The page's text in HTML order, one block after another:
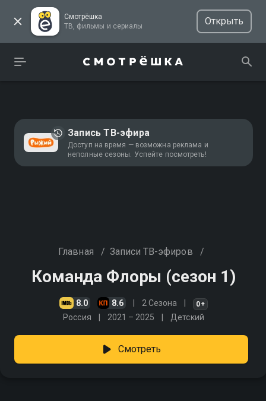
Смотрёшка
ТВ, фильмы и сериалы
Открыть
Запись ТВ-эфира
Доступ на время — возможна реклама и
неполные сезоны. Успейте посмотреть!
Главная / Записи ТВ-эфиров /
Команда Флоры (сезон 1)
8.0 8.6 2 Сезона 0+
Россия 2021 – 2025 Детский
Смотреть